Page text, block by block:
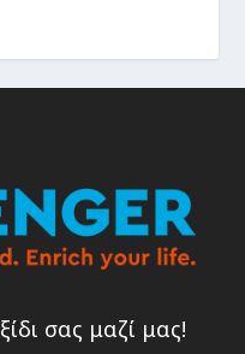
σας μαζί μας!